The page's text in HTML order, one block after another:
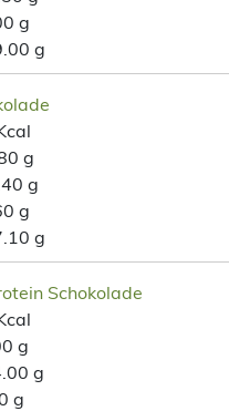
g
g
g
g
g
g
Schokolade
g
g
g